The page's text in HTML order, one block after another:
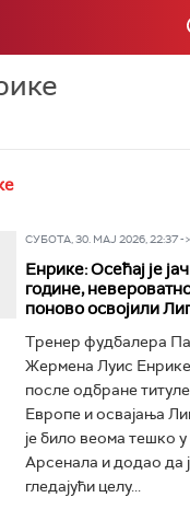
СУБОТА, 30. МАЈ 2026, 22:37 -
Енрике: Осећај је
године,
поново освојили
Тренер фудбалера
Жермена Луис Енрике
после одбране
Европе и освајања
је било веома тешко
Арсенала и додао да
гледајући целу...